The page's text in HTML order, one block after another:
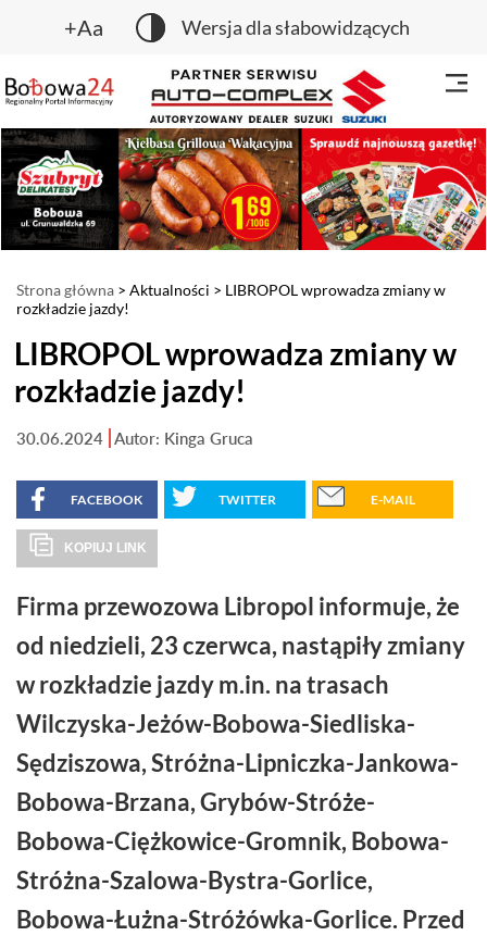
+Aa Wersja dla słabowidzących
Strona główna > Aktualności > LIBROPOL wprowadza zmiany w
rozkładzie jazdy!
LIBROPOL wprowadza zmiany w
rozkładzie jazdy!
30.06.2024 Autor: Kinga Gruca
FACEBOOK TWITTER E-MAIL
KOPIUJ LINK
Firma przewozowa Libropol informuje, że
od niedzieli, 23 czerwca, nastąpiły zmiany
w rozkładzie jazdy m.in. na trasach
Wilczyska-Jeżów-Bobowa-Siedliska-
Sędziszowa, Stróżna-Lipniczka-Jankowa-
Bobowa-Brzana, Grybów-Stróże-
Bobowa-Ciężkowice-Gromnik, Bobowa-
Stróżna-Szalowa-Bystra-Gorlice,
Bobowa-Łużna-Stróżówka-Gorlice. Przed